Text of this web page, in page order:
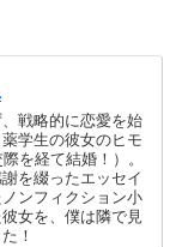
戦略的に恋愛を始
学生の彼女のヒモ
を経て結婚！）。
を綴ったエッセイ
ンフィクション小
女を、僕は隣で見
！